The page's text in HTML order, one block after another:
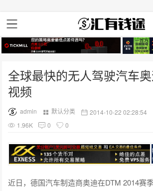
全球最快的无人驾驶汽车
视频
admin 默认分类
2014-10-22 02:28:54
1.96K
0 0
近日，德国汽车制造商奥迪在DTM 2014赛